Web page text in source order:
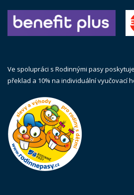
Ve spolupráci s Rodinnými pasy
překlad a 10% na individuální vyučovací